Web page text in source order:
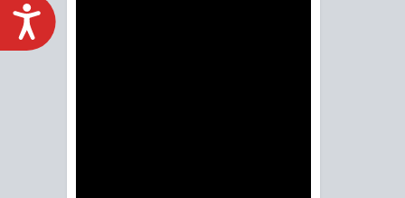
ACCESIBILIDAD